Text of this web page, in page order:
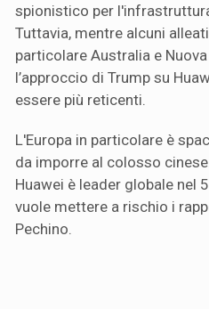
spionistico per
Tuttavia, mentre alcuni
particolare Australia e
l’approccio di Trump su
essere più reticenti.
L'Europa in particolare è
da imporre al colosso
Huawei è leader globale nel
vuole mettere a rischio i
Pechino.